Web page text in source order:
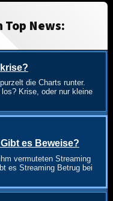
Top News:
die Charts runter.
Krise, oder nur kleine
es Beweise?
vermuteten Streaming
es Streaming Betrug bei